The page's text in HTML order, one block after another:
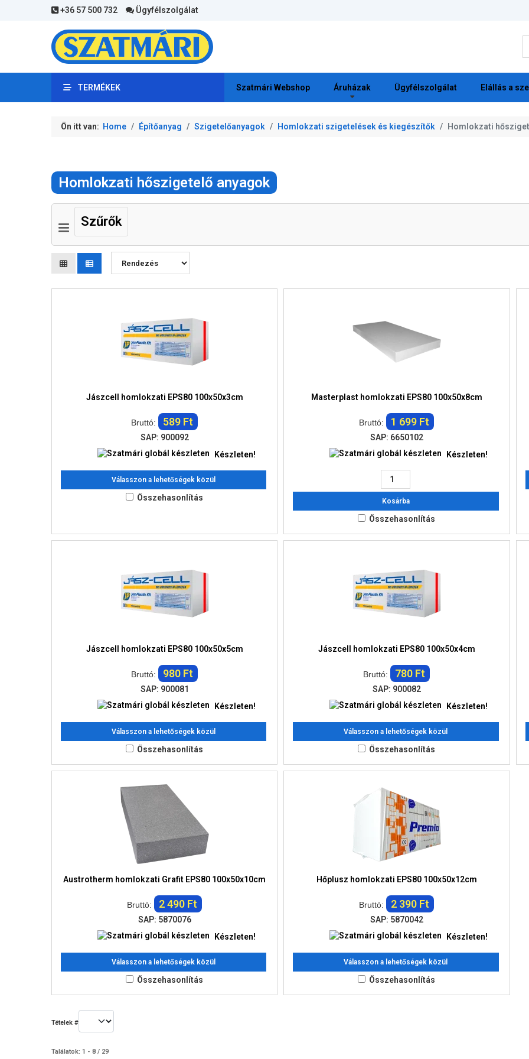
+36 57 500 732 Ügyfélszolgálat
TERMÉKEK Szatmári Webshop Áruházak Ügyfélszolgálat Elállás a
Ön itt van: Home Építőanyag Szigetelőanyagok Homlokzati szigetelések és kiegészítők Homlokzati
Homlokzati hőszigetelő anyagok
Szűrők
Jászcell homlokzati EPS80 100x50x3cm
Bruttó: 589 Ft
SAP: 900092
Készleten!
Válasszon a lehetőségek közül
Összehasonlítás
Masterplast homlokzati EPS80 100x50x8cm
Bruttó: 1 699 Ft
SAP: 6650102
Készleten!
Kosárba
Összehasonlítás
Jászcell homlokzati EPS80 100x50x5cm
Bruttó: 980 Ft
SAP: 900081
Készleten!
Válasszon a lehetőségek közül
Összehasonlítás
Jászcell homlokzati EPS80 100x50x4cm
Bruttó: 780 Ft
SAP: 900082
Készleten!
Válasszon a lehetőségek közül
Összehasonlítás
Austrotherm homlokzati Grafit EPS80 100x50x10cm
Bruttó: 2 490 Ft
SAP: 5870076
Készleten!
Válasszon a lehetőségek közül
Összehasonlítás
Hőplusz homlokzati EPS80 100x50x12cm
Bruttó: 2 390 Ft
SAP: 5870042
Készleten!
Válasszon a lehetőségek közül
Összehasonlítás
Tételek #
Találatok: 1 - 8 / 29